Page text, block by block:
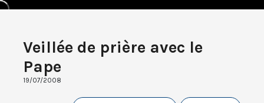
Veillée de prière avec le
Pape
19/07/2008